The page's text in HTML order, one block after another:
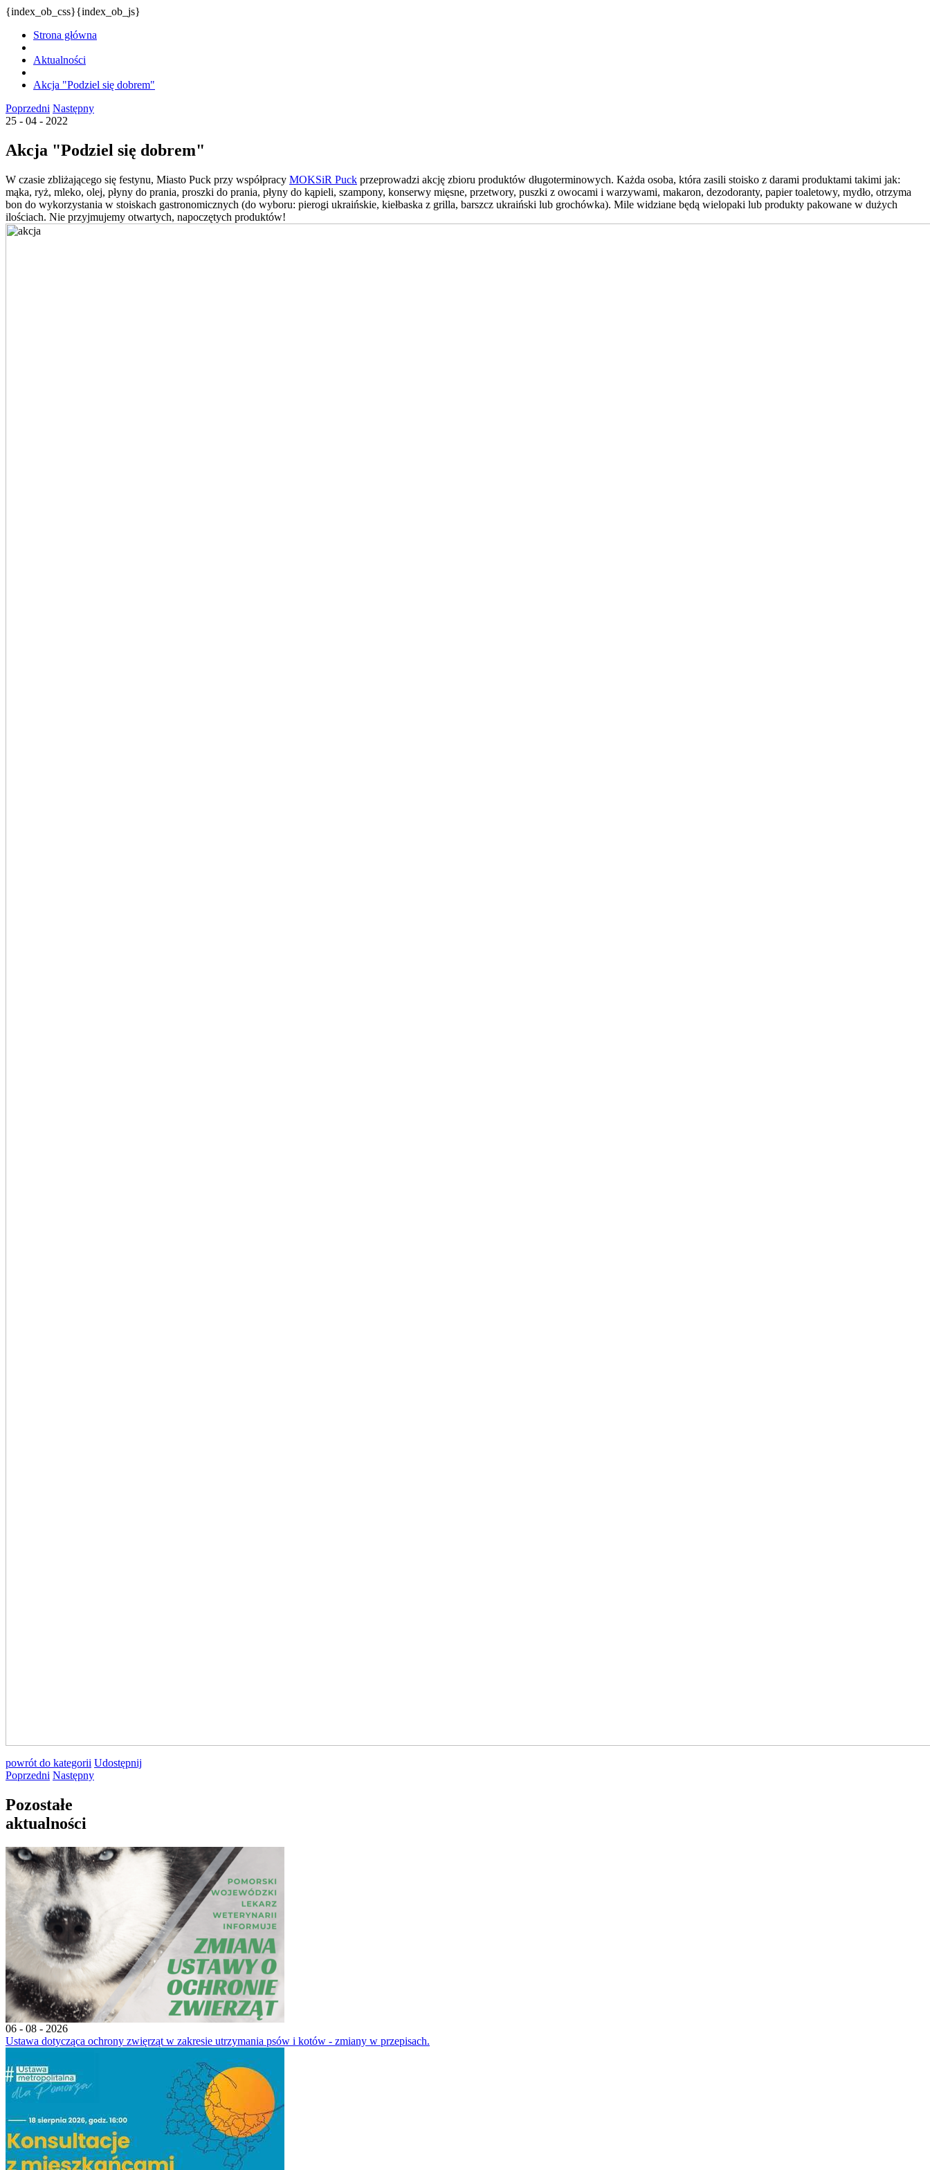
{index_ob_css}{index_ob_js}
Strona główna
Aktualności
Akcja "Podziel się dobrem"
Poprzedni Następny
25 - 04 - 2022
Akcja "Podziel się dobrem"
W czasie zbliżającego się festynu, Miasto Puck przy współpracy MOKSiR Puck przeprowadzi akcję zbioru produktów długoterminowych. Każda osoba, która zasili stoisko z darami produktami takimi jak:
mąka, ryż, mleko, olej, płyny do prania, proszki do prania, płyny do kąpieli, szampony, konserwy mięsne, przetwory, puszki z owocami i warzywami, makaron, dezodoranty, papier toaletowy, mydło, otrzyma
bon do wykorzystania w stoiskach gastronomicznych (do wyboru: pierogi ukraińskie, kiełbaska z grilla, barszcz ukraiński lub grochówka). Mile widziane będą wielopaki lub produkty pakowane w dużych
ilościach. Nie przyjmujemy otwartych, napoczętych produktów!
powrót do kategorii Udostępnij
Poprzedni Następny
Pozostałe
aktualności
06 - 08 - 2026
Ustawa dotycząca ochrony zwięrząt w zakresie utrzymania psów i kotów - zmiany w przepisach.